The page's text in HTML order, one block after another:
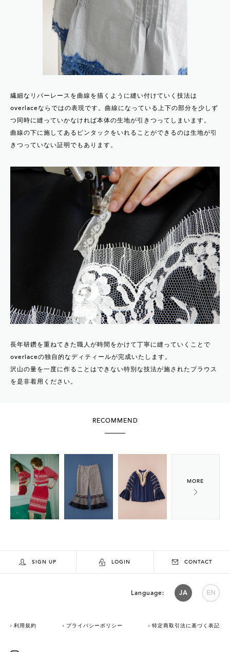
繊細なリバーレースを曲線を描くように縫い付けていく技法は
overlaceならではの表現です。曲線になっている上下の部分を少しず
つ同時に縫っていかなければ本体の生地が引きつってしまいます。
曲線の下に施してあるピンタックをいれることができるのは生地が引
きつっていない証明でもあります。
長年研鑽を重ねてきた職人が時間をかけて丁寧に縫っていくことで
overlaceの独自的なディティールが完成いたします。
沢山の量を一度に作ることはできない特別な技法が施されたブラウス
を是非着用ください。
RECOMMEND
SIGN UP LOGIN CONTACT
Language: JA EN
利用規約 プライバシーポリシー 特定商取引法に基づく表記